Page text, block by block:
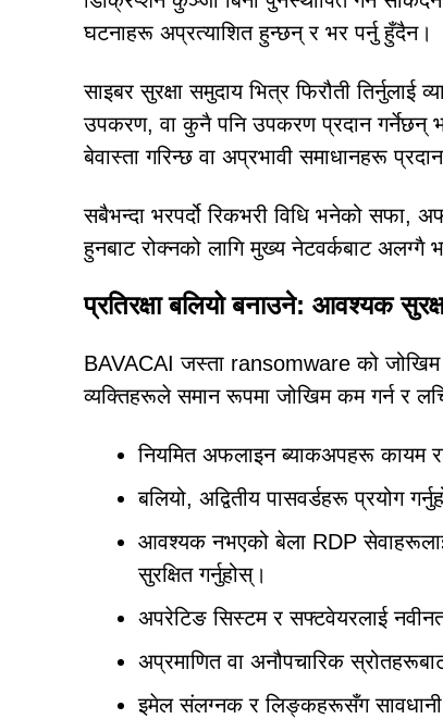
घटनाहरू अप्रत्याशित हुन्छन् र भर पर्नु हुँदैन।
साइबर सुरक्षा समुदाय भित्र फिरौती
उपकरण, वा कुनै पनि उपकरण प्रदान गर्नेछन्
बेवास्ता गरिन्छ वा अप्रभावी समाधानहरू
सबैभन्दा भरपर्दो रिकभरी विधि भनेको सफा,
हुनबाट रोक्नको लागि मुख्य नेटवर्कबाट अलग्गै
प्रतिरक्षा बलियो बनाउने: आवश्यक
BAVACAI जस्ता ransomware को
व्यक्तिहरूले समान रूपमा जोखिम कम गर्न र
नियमित अफलाइन ब्याकअपहरू कायम
बलियो, अद्वितीय पासवर्डहरू प्रयोग
आवश्यक नभएको बेला RDP सेवाहरूलाई
सुरक्षित गर्नुहोस्।
अपरेटिङ सिस्टम र सफ्टवेयरलाई
अप्रमाणित वा अनौपचारिक
इमेल संलग्नक र लिङ्कहरूसँग सावधानी